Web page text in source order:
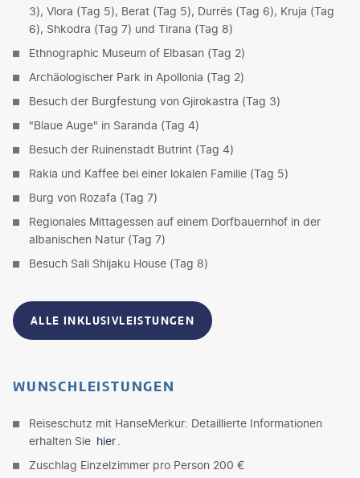
3), Vlora (Tag 5), Berat (Tag 5), Durrës (Tag 6), Kruja (Tag
6), Shkodra (Tag 7) und Tirana (Tag 8)
Ethnographic Museum of Elbasan (Tag 2)
Archäologischer Park in Apollonia (Tag 2)
Besuch der Burgfestung von Gjirokastra (Tag 3)
"Blaue Auge" in Saranda (Tag 4)
Besuch der Ruinenstadt Butrint (Tag 4)
Rakia und Kaffee bei einer lokalen Familie (Tag 5)
Burg von Rozafa (Tag 7)
Regionales Mittagessen auf einem Dorfbauernhof in der
albanischen Natur (Tag 7)
Besuch Sali Shijaku House (Tag 8)
ALLE INKLUSIVLEISTUNGEN
WUNSCHLEISTUNGEN
Reiseschutz mit HanseMerkur: Detaillierte Informationen
erhalten Sie hier
Zuschlag Einzelzimmer pro Person 200 €